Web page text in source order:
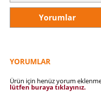
fırsatları objektif bir
Belirsizliği anlamak ve
Yorumlar
YORUMLAR
Ürün için henüz yorum
lütfen buraya tıklayınız.